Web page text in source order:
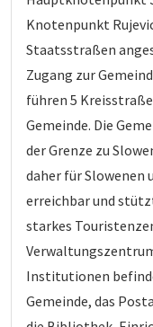
Knotenpunkt
Staatsstraßen
Zugang zur
führen 5
Gemeinde. Die
der Grenze zu
daher für Slowenen
erreichbar und
starkes
Institutionen
Gemeinde, das